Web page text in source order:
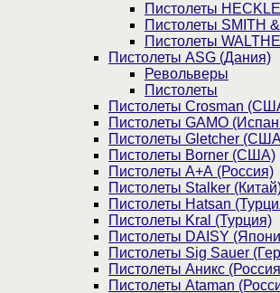
Пистолеты
Пистолеты SMITH
Пистолеты
Пистолеты ASG (Дания)
Револьверы
Пистолеты
Пистолеты Crosman
Пистолеты GAMO
Пистолеты Gletcher
Пистолеты Borner (США)
Пистолеты А+А (Россия)
Пистолеты Stalker
Пистолеты Hatsan
Пистолеты Kral (Турция)
Пистолеты DAISY
Пистолеты Sig Sauer
Пистолеты Аникс
Пистолеты Ataman